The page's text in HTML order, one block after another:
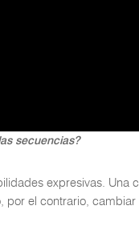
secuencias?
expresivas. Una
por el contrario, cambiar